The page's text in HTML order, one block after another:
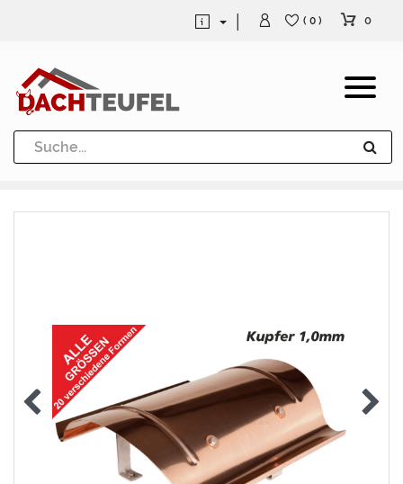
Dachrinne und Fallrohre
Werkzeuge und Löttechnik
( 0 ) 0